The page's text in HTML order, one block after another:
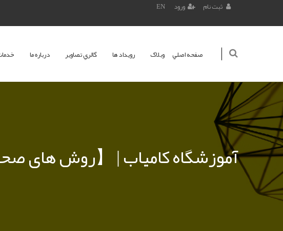
ثبت نام ورود EN
صفحه اصلي وبلاگ رويداد ها گالري تصاوير درباره ما
【روش های صحیح برنامه ریزی】 | آموزشگاه کامیاب